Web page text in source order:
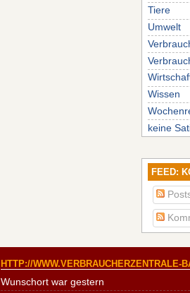
Tiere
Umwelt
Wissen
keine
FEED:
HTTP://WWW.VERBRAUCHERZENTRALE-
Wunschort war gestern